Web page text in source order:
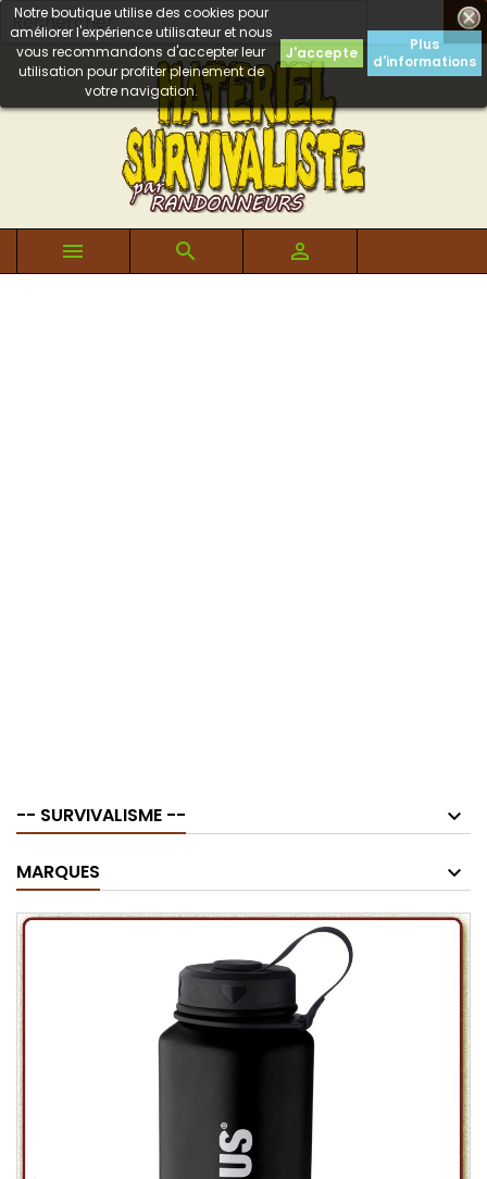

Notre boutique utilise des cookies pour
améliorer l'expérience utilisateur et nous
vous recommandons d'accepter leur
utilisation pour profiter pleinement de
votre navigation.
J'accepte
Plus
d'informations
  
-- SURVIVALISME --
MARQUES